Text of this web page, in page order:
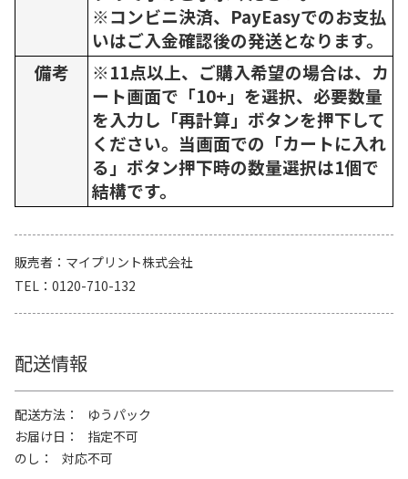
※コンビニ決済、PayEasyでのお支払
いはご入金確認後の発送となります。
備考
※11点以上、ご購入希望の場合は、カ
ート画面で「10+」を選択、必要数量
を入力し「再計算」ボタンを押下して
ください。当画面での「カートに入れ
る」ボタン押下時の数量選択は1個で
結構です。
販売者
マイプリント株式会社
TEL
0120-710-132
配送情報
配送方法
ゆうパック
お届け日
指定不可
のし
対応不可